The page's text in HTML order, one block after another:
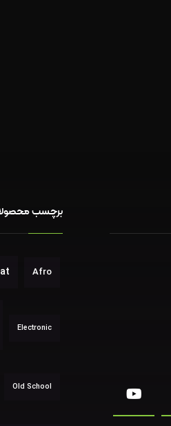
برچسب
Afro
Electronic
Old School